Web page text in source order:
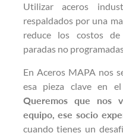
Utilizar aceros
respaldados por una
reduce los costos
paradas no
En Aceros MAPA nos
esa pieza clave en
Queremos que nos
equipo, ese socio
cuando tienes un